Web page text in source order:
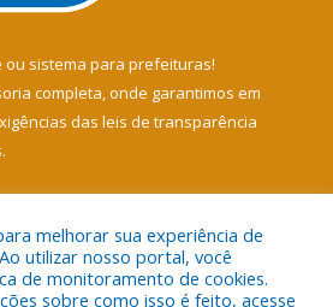
ou sistema para prefeituras!
completa, onde garantimos em
das leis de transparência
melhorar sua experiência de
utilizar nosso portal, você
de monitoramento de cookies.
sobre como isso é feito, acesse